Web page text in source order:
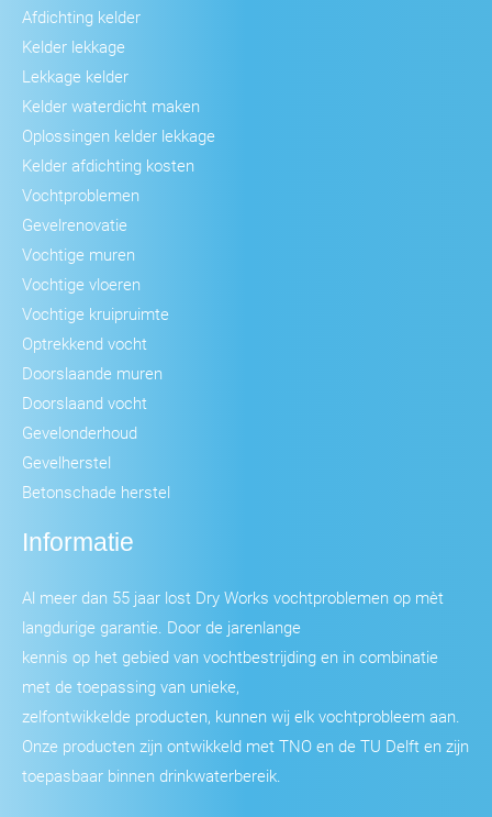
Afdichting kelder
Kelder lekkage
Lekkage kelder
Kelder waterdicht maken
Oplossingen kelder lekkage
Kelder afdichting kosten
Vochtproblemen
Gevelrenovatie
Vochtige muren
Vochtige vloeren
Vochtige kruipruimte
Optrekkend vocht
Doorslaande muren
Doorslaand vocht
Gevelonderhoud
Gevelherstel
Betonschade herstel
Informatie
Al meer dan 55 jaar lost Dry Works vochtproblemen op mèt
langdurige garantie. Door de jarenlange
kennis op het gebied van vochtbestrijding en in combinatie
met de toepassing van unieke,
zelfontwikkelde producten, kunnen wij elk vochtprobleem aan.
Onze producten zijn ontwikkeld met TNO en de TU Delft en zijn
toepasbaar binnen drinkwaterbereik.